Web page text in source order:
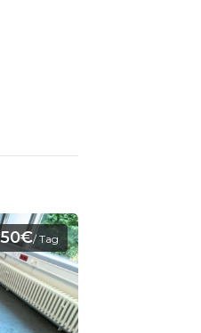
/ Tag